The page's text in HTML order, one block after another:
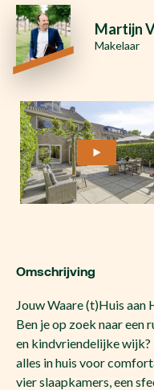
Martijn
Makelaar
Omschrijving
Jouw Waare (t)Huis aan
Ben je op zoek naar een
en kindvriendelijke
alles in huis voor
vier slaapkamers, een